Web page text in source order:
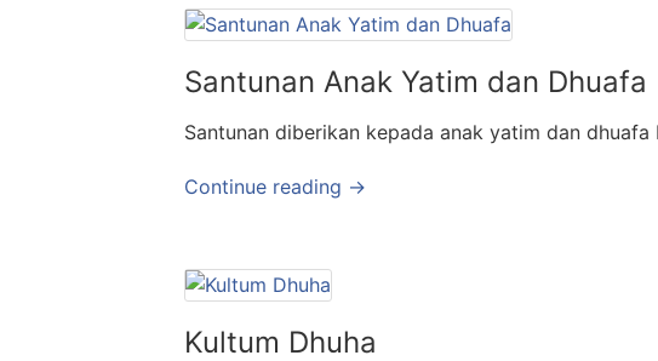
Santunan Anak Yatim dan Dhuafa
Santunan diberikan kepada anak yatim dan
Continue reading →
Kultum Dhuha